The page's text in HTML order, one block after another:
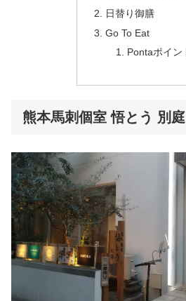
日替り御膳
Go To Eat
Pontaポイン
熊本馬刺個室 悟とう 別庭